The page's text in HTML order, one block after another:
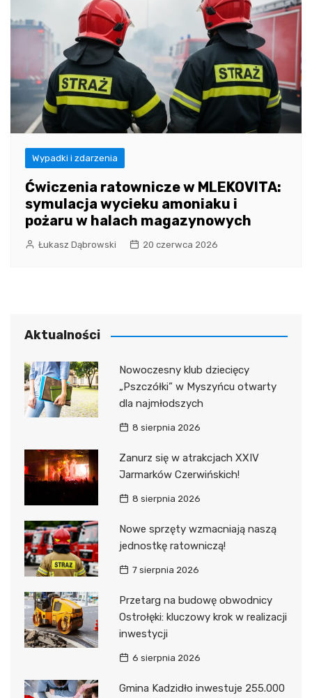
Wypadki i zdarzenia
Ćwiczenia ratownicze w MLEKOVITA:
symulacja wycieku amoniaku i
pożaru w halach magazynowych
Łukasz Dąbrowski 20 czerwca 2026
Aktualności
Nowoczesny klub dziecięcy
„Pszczółki” w Myszyńcu otwarty
dla najmłodszych
8 sierpnia 2026
Zanurz się w atrakcjach XXIV
Jarmarków Czerwińskich!
8 sierpnia 2026
Nowe sprzęty wzmacniają naszą
jednostkę ratowniczą!
7 sierpnia 2026
Przetarg na budowę obwodnicy
Ostrołęki: kluczowy krok w realizacji
inwestycji
6 sierpnia 2026
Gmina Kadzidło inwestuje 255.000